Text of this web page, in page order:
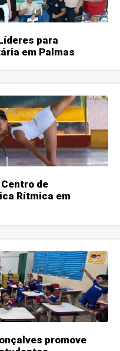
para
em Palmas
de
Rítmica em
promove